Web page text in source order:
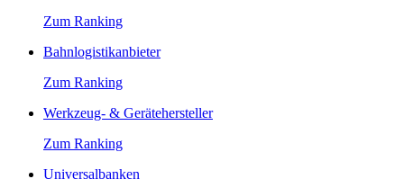
Zum Ranking
Bahnlogistikanbieter
Zum Ranking
Werkzeug- & Gerätehersteller
Zum Ranking
Universalbanken